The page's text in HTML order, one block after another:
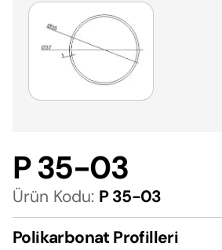
P 35-03
Ürün Kodu: P 35-03
Polikarbonat Profilleri